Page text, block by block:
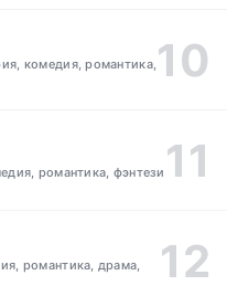
комедия, романтика,
романтика, фэнтези
романтика, драма,